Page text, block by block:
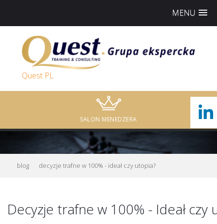
MENU
Quest PL
SALON MENEDŻERA
blog decyzje trafne w 100% - ideał czy utopia?
Decyzje trafne w 100% - Ideał czy